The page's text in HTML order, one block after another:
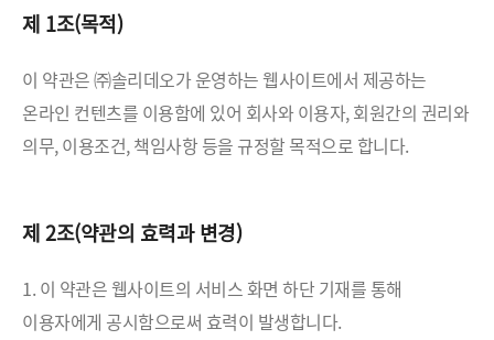
제 1조(목적)
이 약관은 ㈜솔리데오가 운영하는 웹사이트에서 제공하는
온라인 컨텐츠를 이용함에 있어 회사와 이용자, 회원간의 권리와
의무, 이용조건, 책임사항 등을 규정할 목적으로 합니다.
제 2조(약관의 효력과 변경)
1. 이 약관은 웹사이트의 서비스 화면 하단 기재를 통해
이용자에게 공시함으로써 효력이 발생합니다.